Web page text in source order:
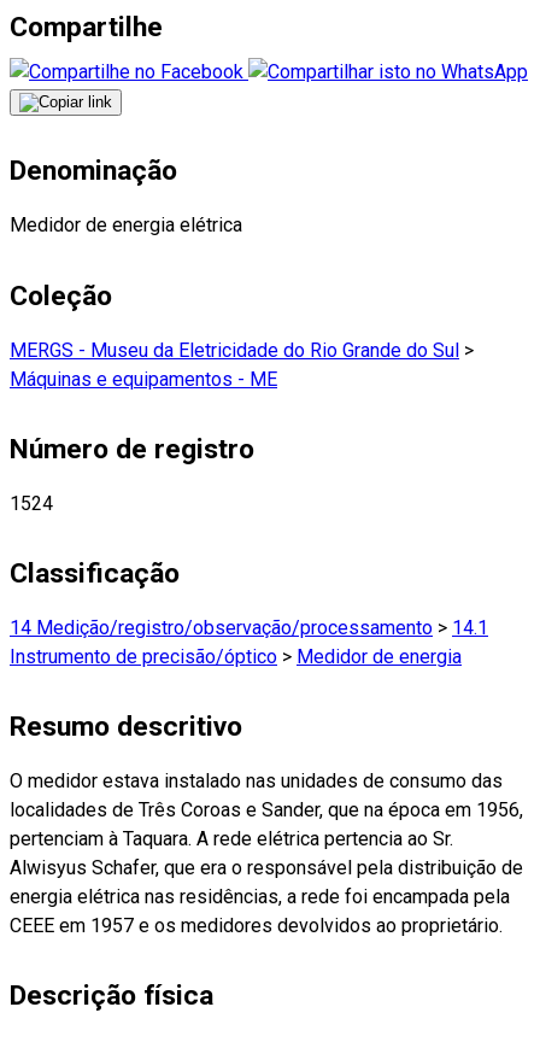
Compartilhe
Denominação
Medidor de energia elétrica
Coleção
MERGS - Museu da Eletricidade do Rio Grande do Sul >
Máquinas e equipamentos - ME
Número de registro
1524
Classificação
14 Medição/registro/observação/processamento > 14.1
Instrumento de precisão/óptico > Medidor de energia
Resumo descritivo
O medidor estava instalado nas unidades de consumo das
localidades de Três Coroas e Sander, que na época em 1956,
pertenciam à Taquara. A rede elétrica pertencia ao Sr.
Alwisyus Schafer, que era o responsável pela distribuição de
energia elétrica nas residências, a rede foi encampada pela
CEEE em 1957 e os medidores devolvidos ao proprietário.
Descrição física